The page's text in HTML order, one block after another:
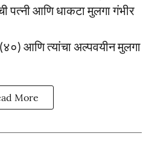
पत्नी आणि धाकटा मुलगा गंभीर
आणि त्यांचा अल्पवयीन मुलगा
More